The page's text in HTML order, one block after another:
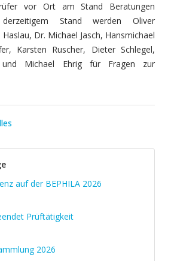
vor Ort am Stand Beratungen
Stand werden Oliver
Dr. Michael Jasch, Hansmichael
Karsten Ruscher, Dieter Schlegel,
und Michael Ehrig für Fragen zur
auf der BEPHILA 2026
Prüftätigkeit
2026